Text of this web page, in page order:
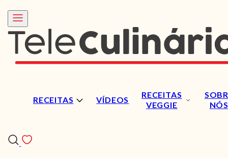
RECEITAS VÍDEOS
RECEITAS
VEGGIE
NÓS